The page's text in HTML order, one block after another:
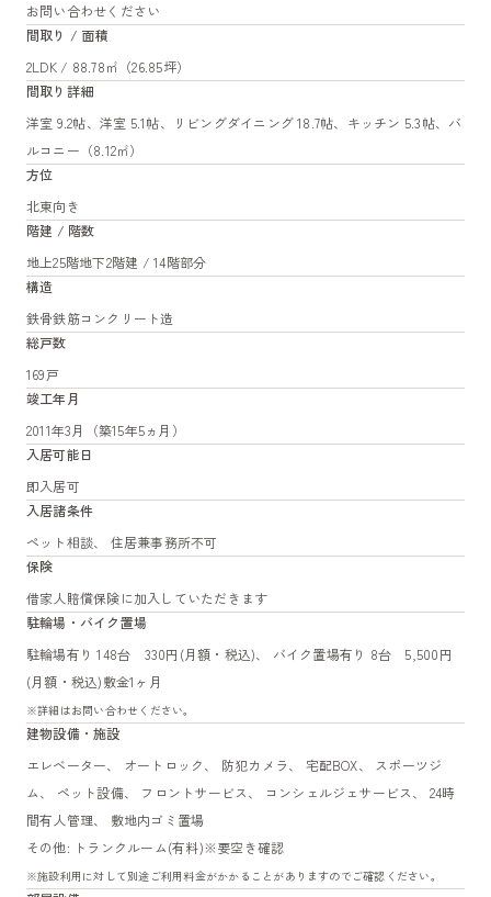
お問い合わせください
間取り / 面積
2LDK / 88.78㎡（26.85坪）
間取り詳細
洋室 9.2帖、洋室 5.1帖、リビングダイニング 18.7帖、キッチン 5.3帖、バ
ルコニー（8.12㎡）
方位
北東向き
階建 / 階数
地上25階地下2階建 / 14階部分
構造
鉄骨鉄筋コンクリート造
総戸数
169戸
竣工年月
2011年3月（築15年5ヵ月）
入居可能日
即入居可
入居諸条件
ペット相談、 住居兼事務所不可
保険
借家人賠償保険に加入していただきます
駐輪場・バイク置場
駐輪場有り 148台 330円(月額・税込)、 バイク置場有り 8台 5,500円
(月額・税込)敷金1ヶ月
※詳細はお問い合わせください。
建物設備・施設
エレベーター、 オートロック、 防犯カメラ、 宅配BOX、 スポーツジ
ム、 ペット設備、 フロントサービス、 コンシェルジェサービス、 24時
間有人管理、 敷地内ゴミ置場
その他: トランクルーム(有料)※要空き確認
※施設利用に対して別途ご利用料金がかかることがありますのでご確認ください。